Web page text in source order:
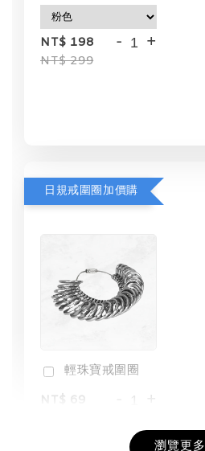
NT$ 198
NT$ 299
- +
日規戒圍圈加價購
輕珠寶戒圍圈
NT$ 69
+
瀏覽更多